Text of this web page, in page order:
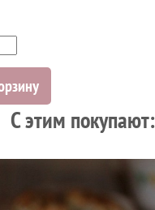
C этим покупают: